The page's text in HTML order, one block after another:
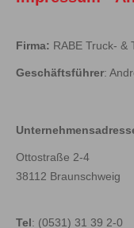
Firma: RABE Truck- &
Geschäftsführer:
Ottostraße 2-4
38112 Braunschweig
Tel : (0531) 31 39 2-0